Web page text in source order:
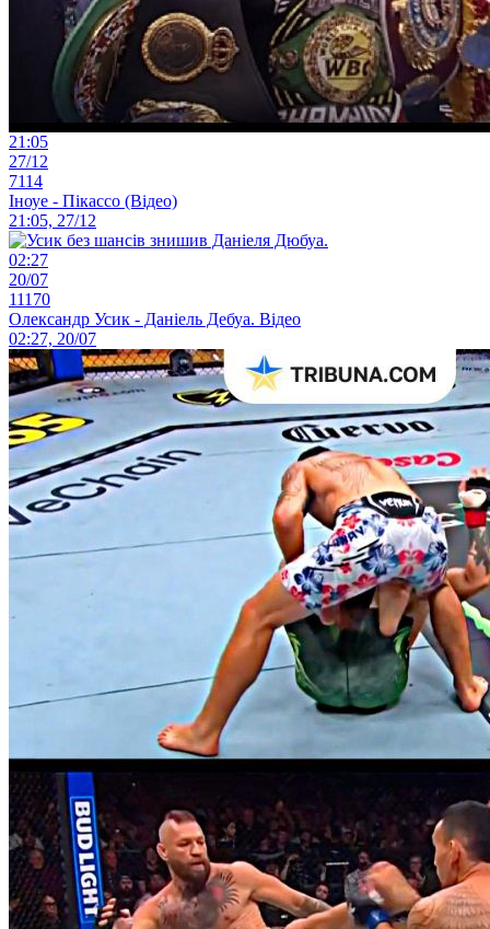
21:05
27/12
7114
Іноуе - Пікассо (Відео)
21:05, 27/12
02:27
20/07
11170
Олександр Усик - Даніель Дебуа. Відео
02:27, 20/07